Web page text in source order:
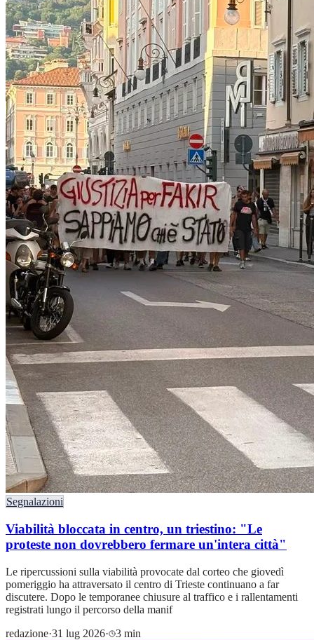
Segnalazioni
Viabilità bloccata in centro, un triestino: "Le
proteste non dovrebbero fermare un'intera città"
Le ripercussioni sulla viabilità provocate dal corteo che giovedì
pomeriggio ha attraversato il centro di Trieste continuano a far
discutere. Dopo le temporanee chiusure al traffico e i rallentamenti
registrati lungo il percorso della manif
redazione·31 lug 2026· 3 min